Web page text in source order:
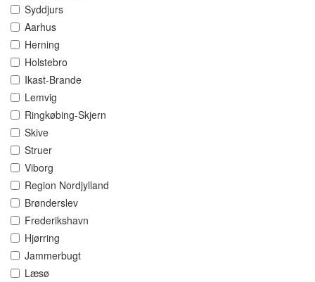
Syddjurs
Aarhus
Herning
Holstebro
Ikast-Brande
Lemvig
Ringkøbing-Skjern
Skive
Struer
Viborg
Region Nordjylland
Brønderslev
Frederikshavn
Hjørring
Jammerbugt
Læsø